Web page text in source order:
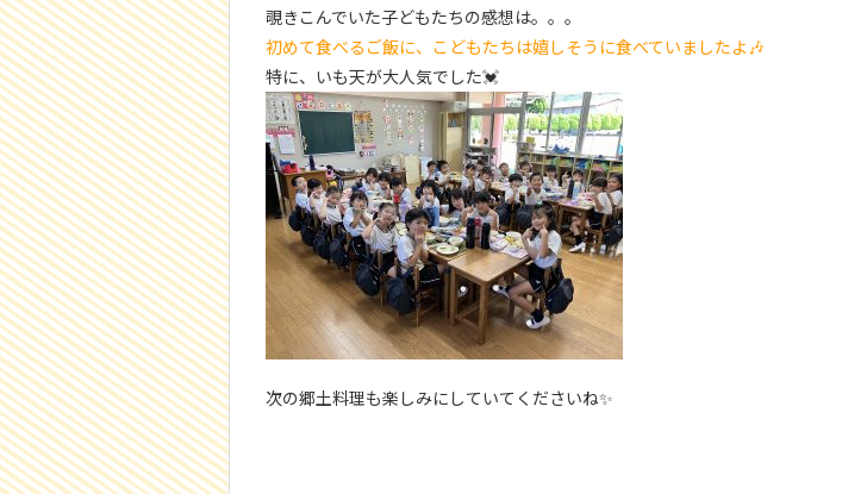
覗きこんでいた子どもたちの感想は。。。
初めて食べるご飯に、こどもたちは嬉しそうに食べていましたよ🎶
特に、いも天が大人気でした💓
次の郷土料理も楽しみにしていてくださいね✨